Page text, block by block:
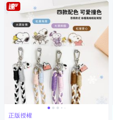
正版授權